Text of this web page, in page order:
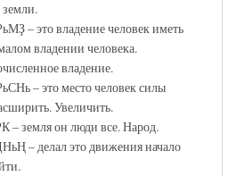
– это владение человек иметь
владении человека.
владение.
– это место человек силы
Увеличить.
– земля он люди все. Народ.
– делал это движения начало